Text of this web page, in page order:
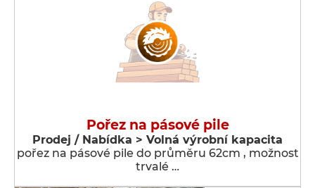
Pořez na pásové pile
Prodej / Nabídka > Volná výrobní kapacita
pořez na pásové pile do průměru 62cm , možnost
trvalé …